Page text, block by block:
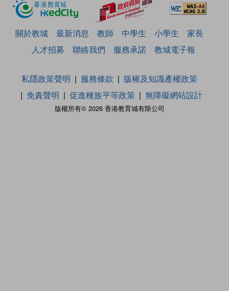
關於教城 最新消息 教師 中學生 小學生
家長
人才招募
聯絡我們 服務承諾 教城電子報
版權所有© 2026 香港教育城有限公司
私隱政策聲明 服務條款
版權及知識產權政策
免責聲明
促進種族平等政策 無障礙網站設計